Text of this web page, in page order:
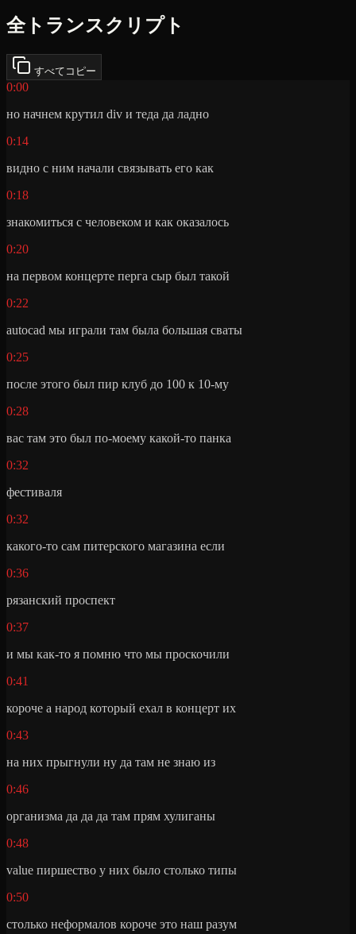
全トランスクリプト
すべてコピー
0:00
но начнем крутил div и теда да ладно
0:14
видно с ним начали связывать его как
0:18
знакомиться с человеком и как оказалось
0:20
на первом концерте перга сыр был такой
0:22
autocad мы играли там была большая сваты
0:25
после этого был пир клуб до 100 к 10-му
0:28
вас там это был по-моему какой-то панка
0:32
фестиваля
0:32
какого-то сам питерского магазина если
0:36
рязанский проспект
0:37
и мы как-то я помню что мы проскочили
0:41
короче а народ который ехал в концерт их
0:43
на них прыгнули ну да там не знаю из
0:46
организма да да да там прям хулиганы
0:48
value пиршество у них было столько типы
0:50
столько неформалов короче это наш разум